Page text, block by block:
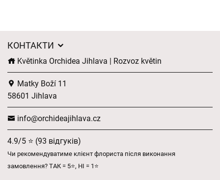
КОНТАКТИ
Květinka Orchidea Jihlava | Rozvoz květin
Matky Boží 11
58601 Jihlava
info@orchideajihlava.cz
4.9/5 ⭐ (93 відгуків)
Чи рекомендуватиме клієнт флориста після виконання
замовлення? ТАК = 5⭐, НІ = 1⭐